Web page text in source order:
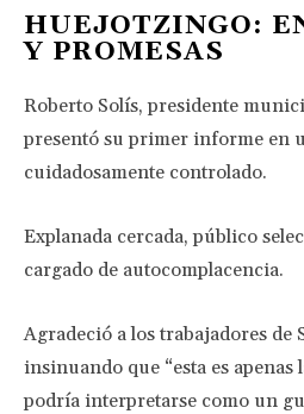
HUEJOTZINGO:
Y PROMESAS
Roberto Solís, presidente
presentó su primer informe en
cuidadosamente controlado.
Explanada cercada, público
cargado de autocomplacencia.
Agradeció a los trabajadores de
insinuando que “esta es apenas
podría interpretarse como un